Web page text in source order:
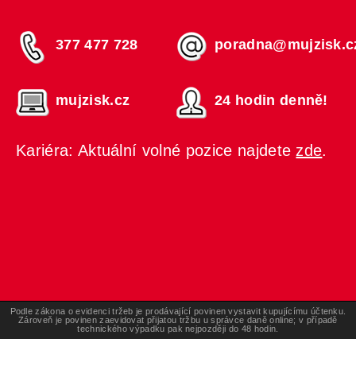
377 477 728
mujzisk.cz 24 hodin denně!
Kariéra: Aktuální volné pozice najdete zde.
Podle zákona o evidenci tržeb je prodávající povinen vystavit kupujícímu účtenku.
Zároveň je povinen zaevidovat přijatou tržbu u správce daně online; v případě
technického výpadku pak nejpozději do 48 hodin.